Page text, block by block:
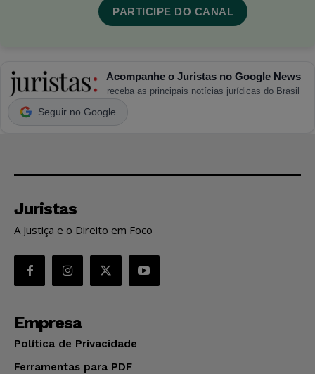
PARTICIPE DO CANAL
Acompanhe o Juristas no Google News
receba as principais notícias jurídicas do Brasil
Seguir no Google
Juristas
A Justiça e o Direito em Foco
Empresa
Política de Privacidade
Ferramentas para PDF